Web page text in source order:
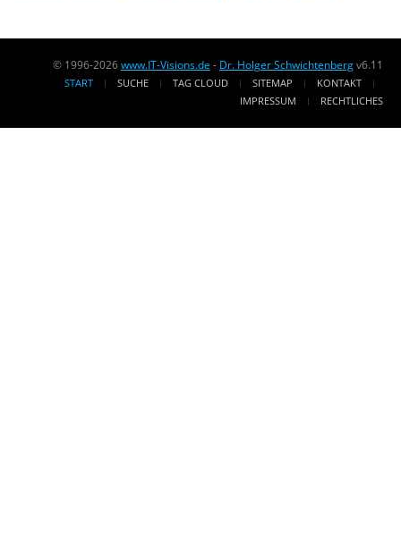
© 1996-2026www.IT-Visions.de - Dr. Holger Schwichtenbergv6.11
START SUCHE TAG CLOUD SITEMAP
KONTAKT
IMPRESSUM
RECHTLICHES